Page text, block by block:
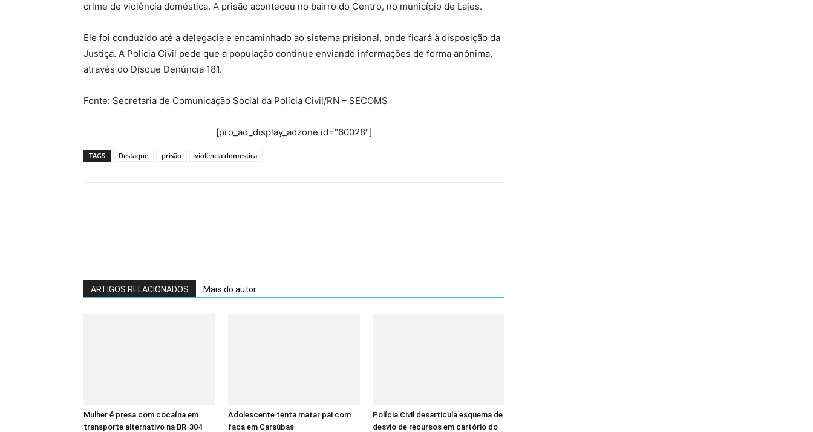
crime de violência doméstica. A prisão aconteceu no bairro do Centro, no município de Lajes.
Ele foi conduzido até a delegacia e encaminhado ao sistema prisional, onde ficará à disposição da
Justiça. A Polícia Civil pede que a população continue enviando informações de forma anônima,
através do Disque Denúncia 181.
Fonte: Secretaria de Comunicação Social da Polícia Civil/RN – SECOMS
[pro_ad_display_adzone id="60028"]
TAGS Destaque prisão violência domestica
ARTIGOS RELACIONADOS Mais do autor
Mulher é presa com cocaína em
transporte alternativo na BR-304
Adolescente tenta matar pai com
faca em Caraúbas
Polícia Civil desarticula esquema de
desvio de recursos em cartório do